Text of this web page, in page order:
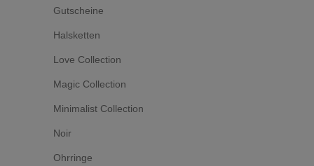
Gutscheine
Halsketten
Love Collection
Magic Collection
Minimalist Collection
Noir
Ohrringe